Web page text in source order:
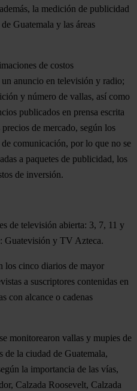
la medición de publicidad
Guatemala y las áreas
de costos
anuncio en televisión y radio;
y número de vallas, así como
publicados en prensa escrita
de mercado, según los
comunicación, por lo que no se
a paquetes de publicidad, los
de inversión.
de televisión abierta: 3, 7, 11 y
Guatevisión y TV Azteca.
los cinco diarios de mayor
a suscriptores contenidas en
con alcance o cadenas
monitorearon vallas y mupies de
de la ciudad de Guatemala,
la importancia de las vías,
Calzada Roosevelt, Calzada